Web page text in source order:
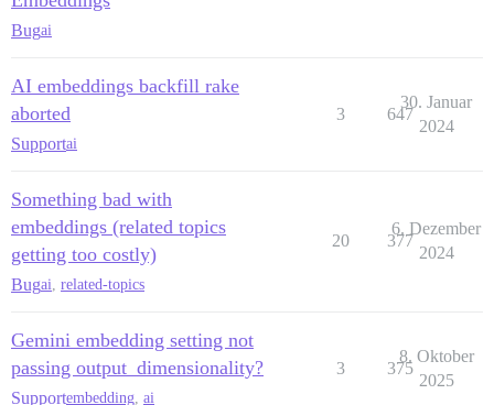
Bugai
AI embeddings backfill rake
aborted
Supportai
3 647
30. Januar
2024
Something bad with
embeddings (related topics
getting too costly)
Bugai, related-topics
20 377
6. Dezember
2024
Gemini embedding setting not
passing output_dimensionality?
Supportembedding, ai
3 375
8. Oktober
2025